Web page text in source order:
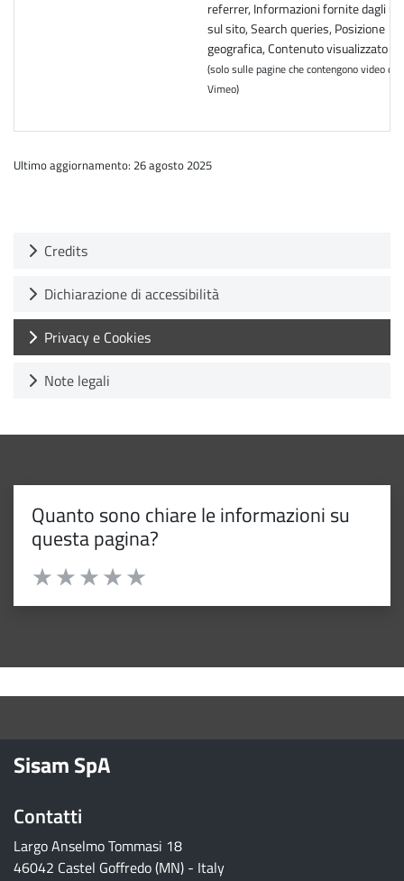
referrer, Informazioni fornite dagli
sul sito, Search queries, Posizione
geografica, Contenuto visualizzato
(solo sulle pagine che contengono video di
Vimeo)
Ultimo aggiornamento: 26 agosto 2025
Credits
Dichiarazione di accessibilità
Privacy e Cookies
Note legali
Quanto sono chiare le informazioni su
questa pagina?
Valuta da 1 a 5 stelle la pagina
Sisam SpA
Contatti
Largo Anselmo Tommasi 18
46042 Castel Goffredo (MN) - Italy